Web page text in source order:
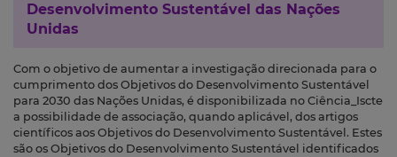
Desenvolvimento Sustentável das Nações
Unidas
Com o objetivo de aumentar a investigação direcionada para o
cumprimento dos Objetivos do Desenvolvimento Sustentável
para 2030 das Nações Unidas, é disponibilizada no Ciência_Iscte
a possibilidade de associação, quando aplicável, dos artigos
científicos aos Objetivos do Desenvolvimento Sustentável. Estes
são os Objetivos do Desenvolvimento Sustentável identificados